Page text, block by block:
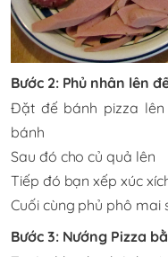
Bước 2: Phủ nhân lên
Đặt đế bánh pizza
bánh
Sau đó cho củ quả lên
Tiếp đó bạn xếp xúc
Cuối cùng phủ phô mai
Bước 3: Nướng Pizza